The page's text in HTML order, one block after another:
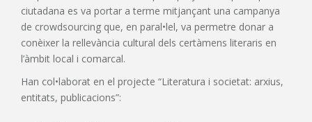
ciutadana es va portar a terme mitjançant una campanya
de crowdsourcing que, en paral•lel, va permetre donar a
conèixer la rellevància cultural dels certàmens literaris en
l’àmbit local i comarcal.
Han col•laborat en el projecte “Literatura i societat: arxius,
entitats, publicacions”: